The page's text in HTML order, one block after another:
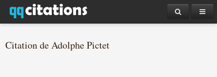
Citation de Adolphe Pictet